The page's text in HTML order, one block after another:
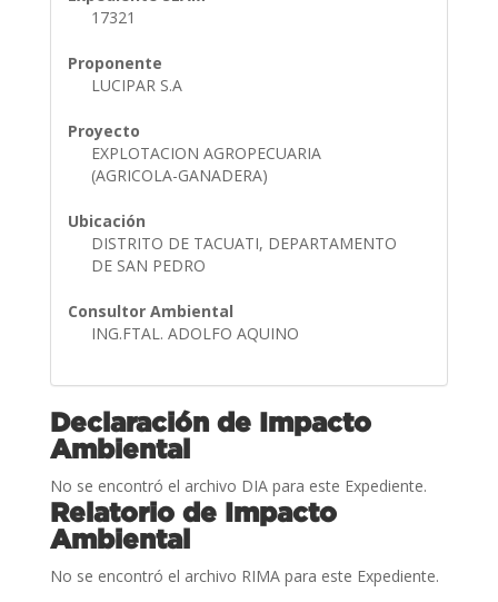
17321
Proponente
LUCIPAR S.A
Proyecto
EXPLOTACION AGROPECUARIA
(AGRICOLA-GANADERA)
Ubicación
DISTRITO DE TACUATI, DEPARTAMENTO
DE SAN PEDRO
Consultor Ambiental
ING.FTAL. ADOLFO AQUINO
Declaración de Impacto
Ambiental
No se encontró el archivo DIA para este Expediente.
Relatorio de Impacto
Ambiental
No se encontró el archivo RIMA para este Expediente.